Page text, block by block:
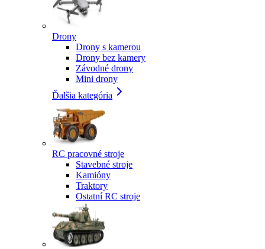
Drony
Drony s kamerou
Drony bez kamery
Závodné drony
Mini drony
Ďalšia kategória
RC pracovné stroje
Stavebné stroje
Kamióny
Traktory
Ostatní RC stroje